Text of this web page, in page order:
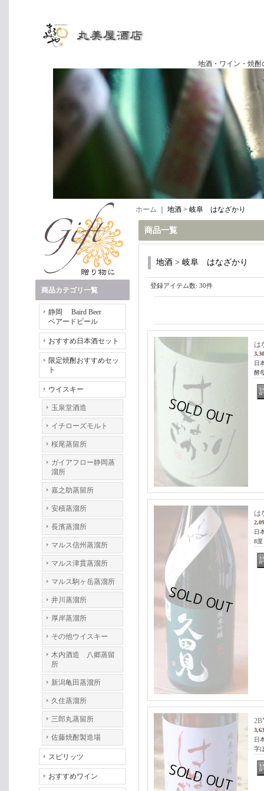
地酒・ワイン・焼酎の専門店
商品カテゴリ一覧
静岡 Baird Beer
ベアードビール
おすすめ日本酒セット
限定焼酎おすすめセッ
ト
ウイスキー
玉泉堂酒造
イチローズモルト
桜尾蒸留所
ガイアフロー静岡蒸
溜所
嘉之助蒸留所
安積蒸溜所
長濱蒸溜所
マルス信州蒸溜所
マルス津貫蒸溜所
マルス駒ヶ岳蒸溜所
井川蒸溜所
厚岸蒸溜所
その他ウイスキー
木内酒造 八郷蒸留
所
新潟亀田蒸溜所
久住蒸溜所
三郎丸蒸留所
佐藤焼酎製造場
スピリッツ
おすすめワイン
ホーム 地酒 > 岐阜 はなざかり
商品一覧
地酒 > 岐阜 はなざかり
登録アイテム数: 30件
は
日
酵
日
8
日
字